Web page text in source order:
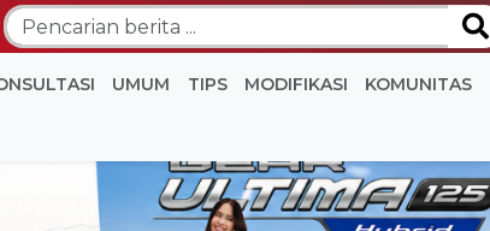
UMUM TIPS MODIFIKASI KOMUNITAS